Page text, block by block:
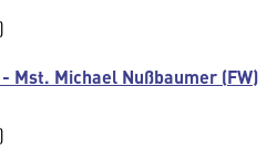
Mst. Michael Nußbaumer (FW)